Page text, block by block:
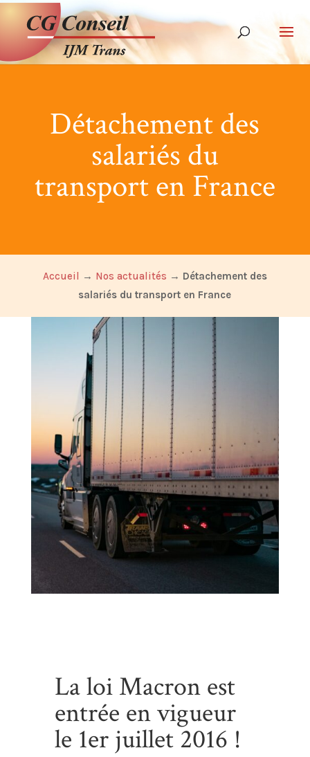
Détachement des
salariés du
transport en France
Accueil → Nos actualités → Détachement des
salariés du transport en France
La loi Macron est
entrée en vigueur
le 1er juillet 2016 !